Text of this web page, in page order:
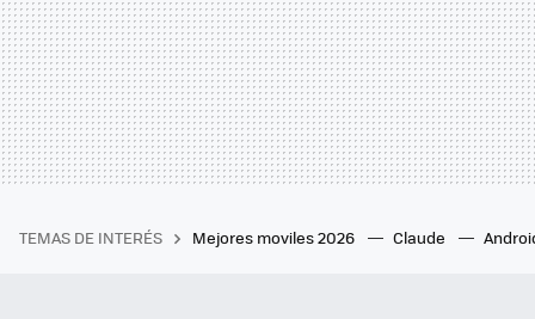
TEMAS DE INTERÉS Mejores moviles 2026 Claude